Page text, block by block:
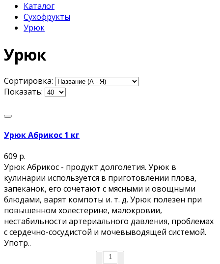
Каталог
Сухофрукты
Урюк
Урюк
Сортировка:
Показать:
Урюк Абрикос 1 кг
609 р.
Урюк Абрикос - продукт долголетия. Урюк в
кулинарии используется в приготовлении плова,
запеканок, его сочетают с мясными и овощными
блюдами, варят компоты и. т. д. Урюк полезен при
повышенном холестерине, малокровии,
нестабильности артериального давления, проблемах
с сердечно-сосудистой и мочевыводящей системой.
Употр..